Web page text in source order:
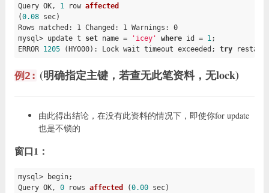
Query OK, 1 row affected
(0.08 sec)
Rows matched: 1 Changed: 1 Warnings: 0
mysql> update t set name = 'icey' where id = 1 ;
ERROR 1205 (HY000): Lock wait timeout exceeded; try
例2: (明确指定主键，若查无此笔资料，无lock)
由此得出结论，在没有此资料的情况下，即使你for update
也是不锁的
窗口1：
mysql> begin;
Query OK, 0 rows affected (0.00 sec)